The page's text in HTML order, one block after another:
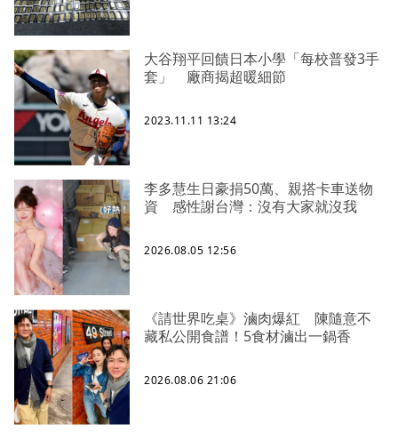
大谷翔平回饋日本小學「每校普發3手
套」 廠商揭超暖細節
2023.11.11 13:24
李多慧生日豪捐50萬、親搭卡車送物
資 感性謝台灣：沒有大家就沒我
2026.08.05 12:56
《請世界吃桌》滷肉爆紅 陳隨意不
藏私公開食譜！5食材滷出一鍋香
2026.08.06 21:06